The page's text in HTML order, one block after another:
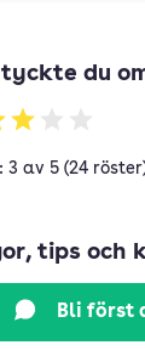
du
3 av 5 (24
tips och
Bli först